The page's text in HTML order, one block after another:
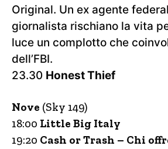
Original. Un ex agente
giornalista rischiano la vita
luce un complotto che
dell’FBI.
23.30 Honest Thief
Nove (Sky 149)
18:00 Little Big Italy
19:20 Cash or Trash – Chi